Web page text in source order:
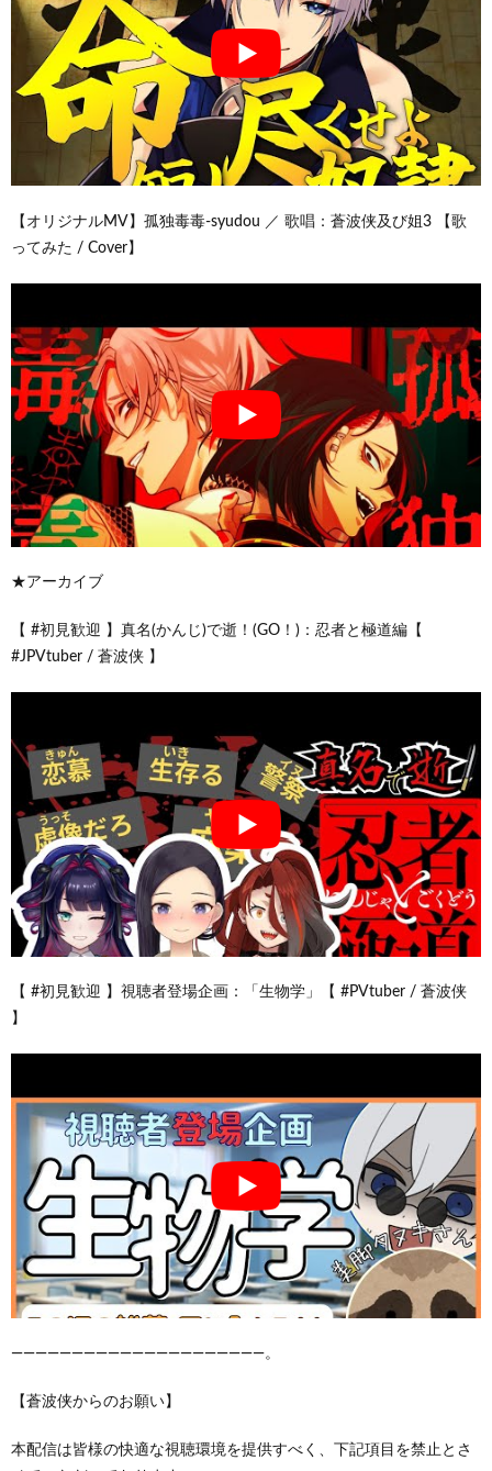
【オリジナルMV】孤独毒毒-syudou ／ 歌唱：蒼波侠及び姐3 【歌
ってみた / Cover】
★アーカイブ
【 #初見歓迎 】真名(かんじ)で逝！(GO！)：忍者と極道編【
#JPVtuber / 蒼波侠 】
【 #初見歓迎 】視聴者登場企画：「生物学」【 #PVtuber / 蒼波侠
】
―――――――――――――――――――――。
【蒼波侠からのお願い】
本配信は皆様の快適な視聴環境を提供すべく、下記項目を禁止とさ